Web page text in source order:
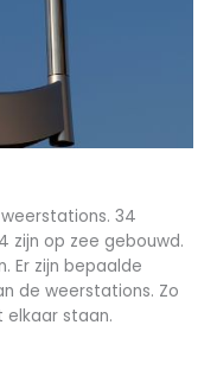
34
zijn op zee gebouwd.
Er zijn bepaalde
de weerstations. Zo
elkaar staan.